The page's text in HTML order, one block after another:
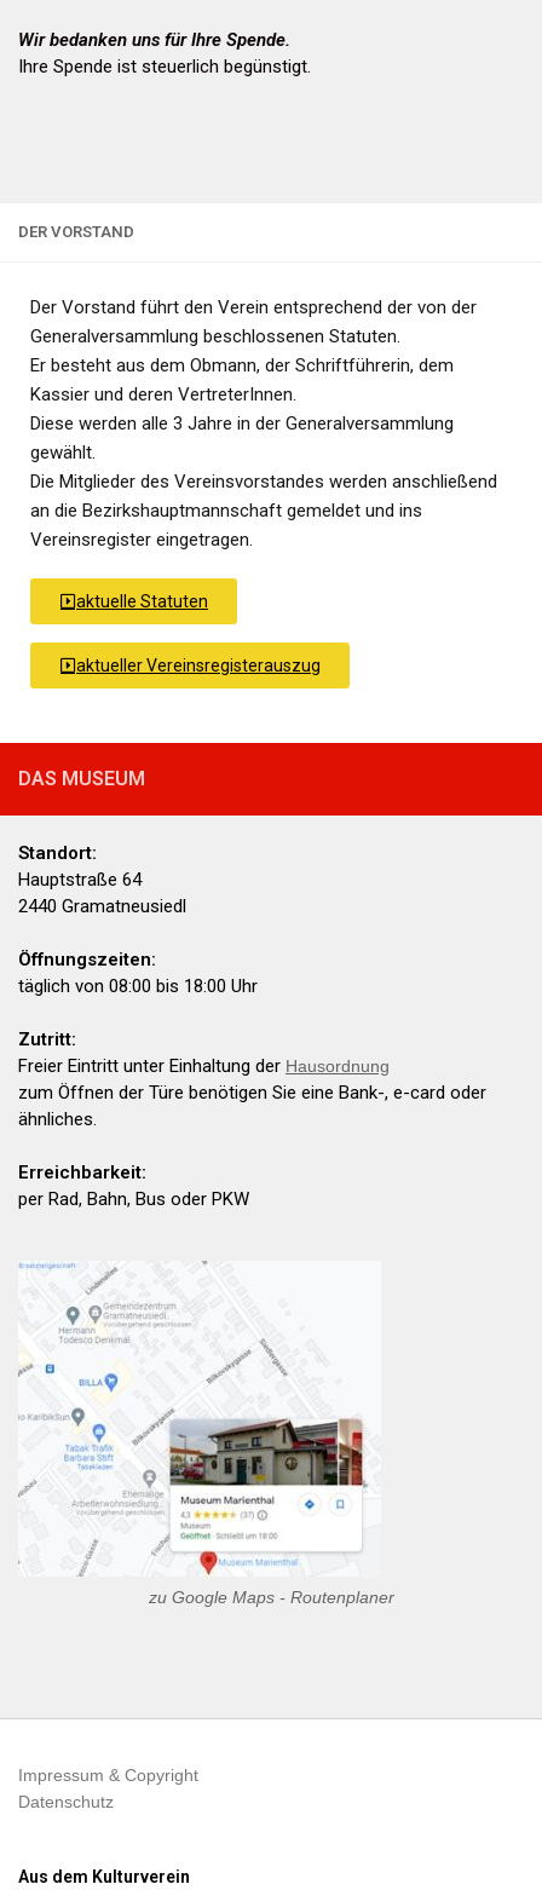
DER VORSTAND
Der Vorstand führt den Verein entsprechend der von der
Generalversammlung beschlossenen Statuten.
Er besteht aus dem Obmann, der Schriftführerin, dem
Kassier und deren VertreterInnen.
Diese werden alle 3 Jahre in der Generalversammlung
gewählt.
Die Mitglieder des Vereinsvorstandes werden anschließend
an die Bezirkshauptmannschaft gemeldet und ins
Vereinsregister eingetragen.
aktuelle Statuten
aktueller Vereinsregisterauszug
Wir bedanken uns für Ihre Spende.
Ihre Spende ist steuerlich begünstigt.
DAS MUSEUM
Standort:
Hauptstraße 64
2440 Gramatneusiedl
Öffnungszeiten:
täglich von 08:00 bis 18:00 Uhr
Zutritt:
Freier Eintritt unter Einhaltung der Hausordnung
zum Öffnen der Türe benötigen Sie eine Bank-, e-card oder
ähnliches.
Erreichbarkeit:
per Rad, Bahn, Bus oder PKW
zu Google Maps - Routenplaner
Impressum & Copyright
Datenschutz
Aus dem Kulturverein